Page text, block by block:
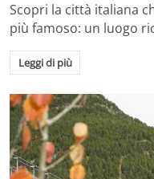
Scopri la città italiana
più famoso: un luogo
Leggi di più